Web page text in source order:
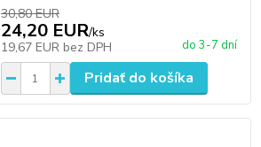
30,80 EUR
24,20 EUR/ks
19,67 EUR bez DPH do 3-7 dní
Pridať do košíka